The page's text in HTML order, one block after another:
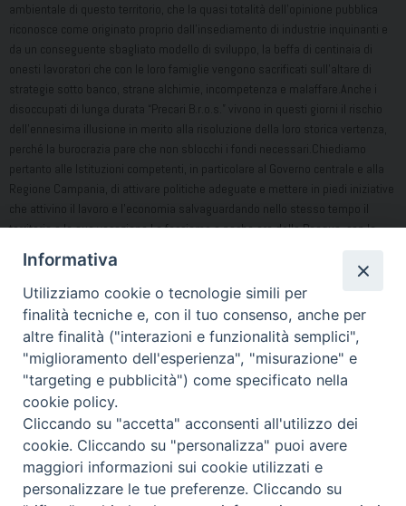
ambientale di questo territorio, che la quasi totalità dell’opinione pubblica
riconosce come originato proprio dall’insediamento di industrie inquinanti e
da un conseguente sbagliato modello di sviluppo, la beffa di centinaia di
onesti lavoratori che con le loro famiglie vengono sacrificati sull’altare di
strategie sotto banco, strane alchimie, incompetenza e malaffare.Anche i
disoccupati di lunga durata “Precari B.r.o.s.” vivono in questi giorni il rischio
dell’ennesima illusione in merito alla risoluzione della loro storica vertenza,
perché la burocrazia pare che non sblocchi i fondi necessari.Chiediamo
pertanto alle Istituzioni competenti, in particolare al Governo centrale e alla
Regione Campania, di attivare politiche adeguate e mettere in piedi iniziative
che attivino il lavoro e l’economia salvaguardando nello stesso tempo il
territorio e la sua vocazione.Lo facciamo a poche ore dalla Pasqua, con la
speranza che nel Signore Risorto vengano perseguite scelte per il bene
comune e la pace sociale, così da ridare serenità e speranza di futuro ai
singoli, alle famiglie e all’intera Città di Acerra. Acerra, dalla sede episcopale, 15
aprile 2017Mons. Antonio Di Donna Vescovo di Acerra
Condividi…
Informativa
Utilizziamo cookie o tecnologie simili per
finalità tecniche e, con il tuo consenso, anche per
altre finalità ("interazioni e funzionalità semplici",
"miglioramento dell'esperienza", "misurazione" e
"targeting e pubblicità") come specificato nella
cookie policy.
Cliccando su "accetta" acconsenti all'utilizzo dei
cookie. Cliccando su "personalizza" puoi avere
maggiori informazioni sui cookie utilizzati e
personalizzare le tue preferenze. Cliccando su